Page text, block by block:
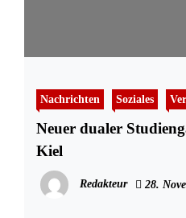
Nachrichten Soziales
Neuer dualer
Kiel
Redakteur 28.